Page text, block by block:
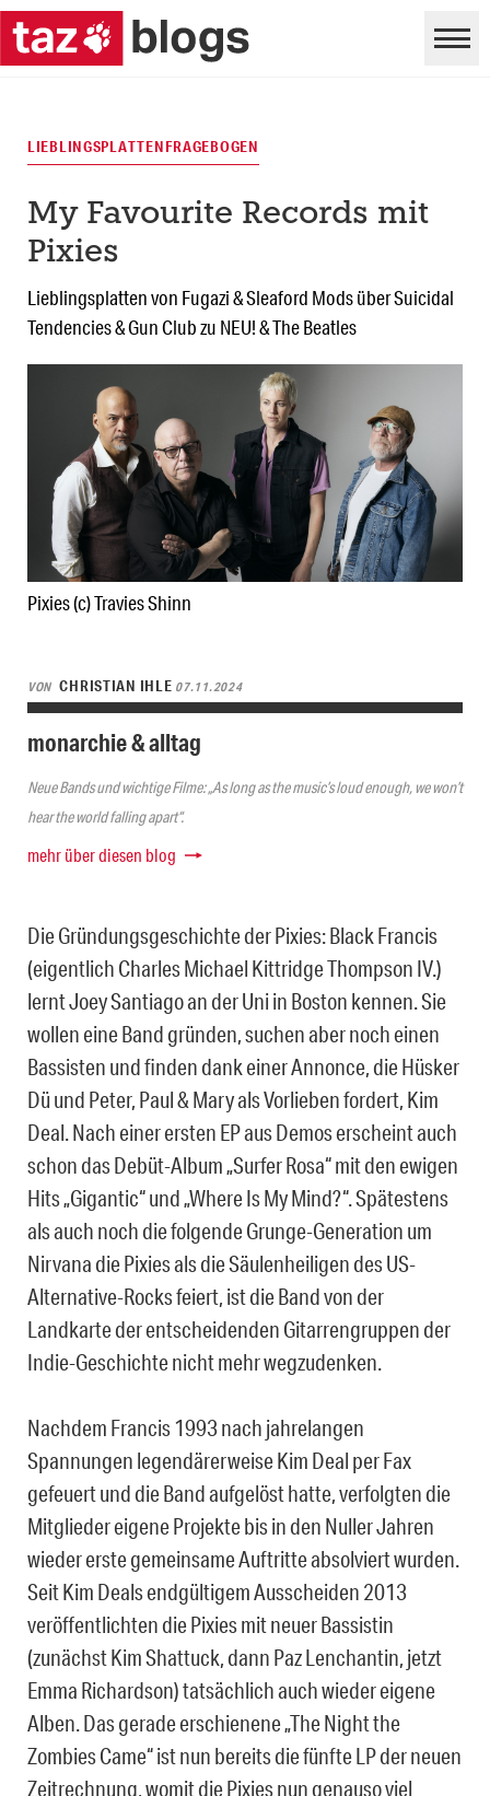
Pixies (c) Travies Shinn
LIEBLINGSPLATTENFRAGEBOGEN
My Favourite Records mit
Pixies
Lieblingsplatten von Fugazi & Sleaford Mods über Suicidal
Tendencies & Gun Club zu NEU! & The Beatles
VON CHRISTIAN IHLE 07.11.2024
monarchie & alltag
Neue Bands und wichtige Filme: „As long as the music’s loud enough, we won’t
hear the world falling apart“.
mehr über diesen blog
Die Gründungsgeschichte der Pixies: Black Francis
(eigentlich Charles Michael Kittridge Thompson IV.)
lernt Joey Santiago an der Uni in Boston kennen. Sie
wollen eine Band gründen, suchen aber noch einen
Bassisten und finden dank einer Annonce, die Hüsker
Dü und Peter, Paul & Mary als Vorlieben fordert, Kim
Deal. Nach einer ersten EP aus Demos erscheint auch
schon das Debüt-Album „Surfer Rosa“ mit den ewigen
Hits „Gigantic“ und „Where Is My Mind?“. Spätestens
als auch noch die folgende Grunge-Generation um
Nirvana die Pixies als die Säulenheiligen des US-
Alternative-Rocks feiert, ist die Band von der
Landkarte der entscheidenden Gitarrengruppen der
Indie-Geschichte nicht mehr wegzudenken.
Nachdem Francis 1993 nach jahrelangen
Spannungen legendärerweise Kim Deal per Fax
gefeuert und die Band aufgelöst hatte, verfolgten die
Mitglieder eigene Projekte bis in den Nuller Jahren
wieder erste gemeinsame Auftritte absolviert wurden.
Seit Kim Deals endgültigem Ausscheiden 2013
veröffentlichten die Pixies mit neuer Bassistin
(zunächst Kim Shattuck, dann Paz Lenchantin, jetzt
Emma Richardson) tatsächlich auch wieder eigene
Alben. Das gerade erschienene „The Night the
Zombies Came“ ist nun bereits die fünfte LP der neuen
Zeitrechnung, womit die Pixies nun genauso viel